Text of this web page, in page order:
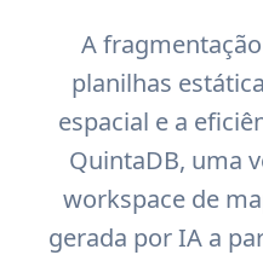
A
planilhas
espacial e a
QuintaDB, uma
workspace de
gerada por IA a